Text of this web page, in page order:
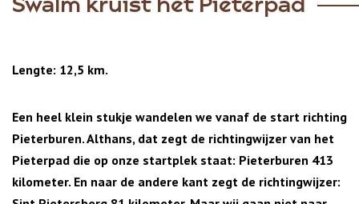
Swalm kruist het Pieterpad
Lengte: 12,5 km.
Een heel klein stukje wandelen we vanaf de start richting
Pieterburen. Althans, dat zegt de richtingwijzer van het
Pieterpad die op onze startplek staat: Pieterburen 413
kilometer. En naar de andere kant zegt de richtingwijzer: